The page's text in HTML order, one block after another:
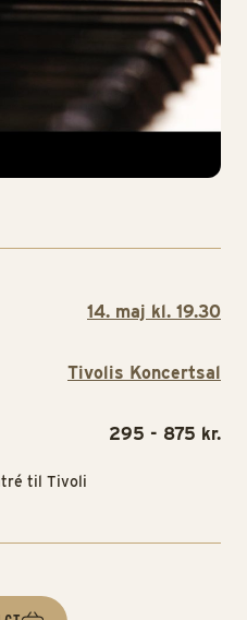
14. maj kl. 19.30
Tivolis Koncertsal
295 - 875 kr.
til Tivoli